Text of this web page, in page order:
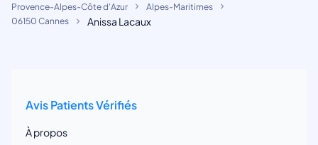
Provence-Alpes-Côte d'Azur
Alpes-Maritimes
06150 Cannes
Anissa Lacaux
Avis Patients Vérifiés
À propos